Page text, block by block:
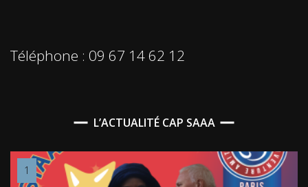
Téléphone : 09 67 14 62 12
L’ACTUALITÉ CAP SAAA